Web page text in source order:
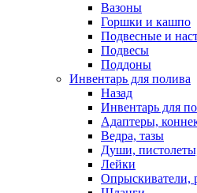
Вазоны
Горшки и кашпо
Подвесные и
Подвесы
Поддоны
Инвентарь для полива
Назад
Инвентарь для
Адаптеры,
Ведра, тазы
Души,
Лейки
Опрыскиватели,